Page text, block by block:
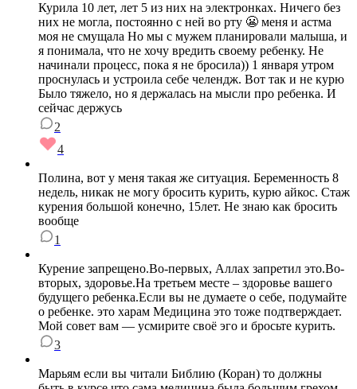
Курила 10 лет, лет 5 из них на электронках. Ничего без
них не могла, постоянно с ней во рту 😬 меня и астма
моя не смущала Но мы с мужем планировали малыша, и
я понимала, что не хочу вредить своему ребенку. Не
начинали процесс, пока я не бросила)) 1 января утром
проснулась и устроила себе челендж. Вот так и не курю
Было тяжело, но я держалась на мысли про ребенка. И
сейчас держусь
2
4
Полина, вот у меня такая же ситуация. Беременность 8
недель, никак не могу бросить курить, курю айкос. Стаж
курения большой конечно, 15лет. Не знаю как бросить
вообще
1
Курение запрещено.Во-первых, Аллах запретил это.Во-
вторых, здоровье.На третьем месте – здоровье вашего
будущего ребенка.Если вы не думаете о себе, подумайте
о ребенке. это харам Медицина это тоже подтверждает.
Мой совет вам — усмирите своё эго и бросьте курить.
3
Марьям если вы читали Библию (Коран) то должны